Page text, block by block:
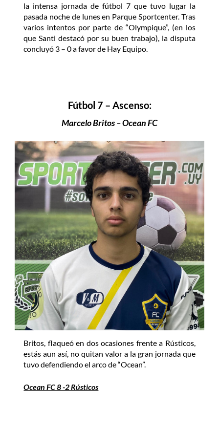
la intensa jornada de fútbol 7 que tuvo lugar la
pasada noche de lunes en Parque Sportcenter. Tras
varios intentos por parte de “Olympique”, (en los
que Santi destacó por su buen trabajo), la disputa
concluyó 3 – 0 a favor de Hay Equipo.
Fútbol 7 – Ascenso:
Marcelo Britos – Ocean FC
Britos, flaqueó en dos ocasiones frente a Rústicos,
estás aun así, no quitan valor a la gran jornada que
tuvo defendiendo el arco de “Ocean”.
Ocean FC 8 -2 Rústicos